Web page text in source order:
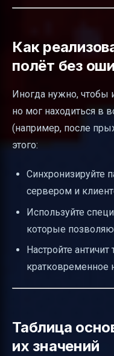
Как
полёт без
Иногда нужно, чтобы
но мог находиться в
(например, после
этого:
Синхронизируйте
сервером и
Используйте
которые
Настройте
кратковременное
Таблица
их значений